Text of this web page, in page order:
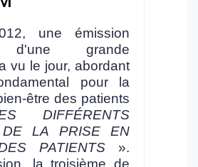
une émission
d'une grande
vu le jour, abordant
pour la
être des patients
DIFFÉRENTS
DE LA PRISE EN
PATIENTS ».
la troisième de